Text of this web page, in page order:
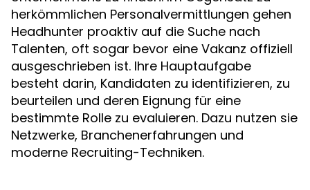
herkömmlichen Personalvermittlungen gehen
Headhunter proaktiv auf die Suche nach
Talenten, oft sogar bevor eine Vakanz offiziell
ausgeschrieben ist. Ihre Hauptaufgabe
besteht darin, Kandidaten zu identifizieren, zu
beurteilen und deren Eignung für eine
bestimmte Rolle zu evaluieren. Dazu nutzen sie
Netzwerke, Branchenerfahrungen und
moderne Recruiting-Techniken.